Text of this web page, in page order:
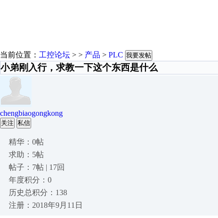
当前位置： 工控论坛 > > 产品 > PLC 我要发帖
小弟刚入行，求教一下这个东西是什么
chengbiaogongkong
关注 私信
精华：0帖
求助：5帖
帖子：7帖 | 17回
年度积分：0
历史总积分：138
注册：2018年9月11日